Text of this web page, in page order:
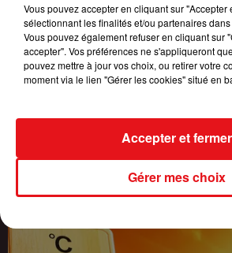
INCENDIES : 184 PERSONNES INTERPELLÉES
Vous pouvez accepter en cliquant sur "Accepter
sélectionnant les finalités et/ou partenaires
Vous pouvez également refuser en cliquant sur
accepter". Vos préférences ne s'appliqueront
pouvez mettre à jour vos choix, ou retirer votre
moment via le lien "Gérer les cookies" situé en
Gérer mes choix
Accepter et fermer